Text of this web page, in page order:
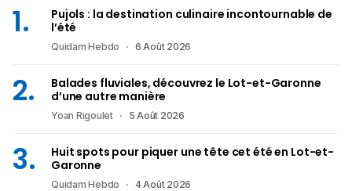
Pujols : la destination culinaire incontournable de
l’été
Quidam Hebdo 6 Août 2026
Balades fluviales, découvrez le Lot-et-Garonne
d’une autre manière
Yoan Rigoulet 5 Août 2026
Huit spots pour piquer une tête cet été en Lot-et-
Garonne
Quidam Hebdo 4 Août 2026